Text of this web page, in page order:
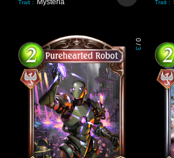
Trait : Mysteria Trait :
0
/
3